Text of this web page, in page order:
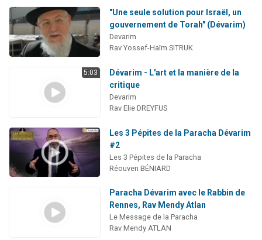
"Une seule solution pour Israël, un
gouvernement de Torah" (Dévarim)
Devarim
Rav Yossef-Haïm SITRUK
5:03
Dévarim - L'art et la manière de la
critique
Devarim
Rav Elie DREYFUS
Les 3 Pépites de la Paracha Dévarim
#2
Les 3 Pépites de la Paracha
Réouven BÉNIARD
Paracha Dévarim avec le Rabbin de
Rennes, Rav Mendy Atlan
Le Message de la Paracha
Rav Mendy ATLAN